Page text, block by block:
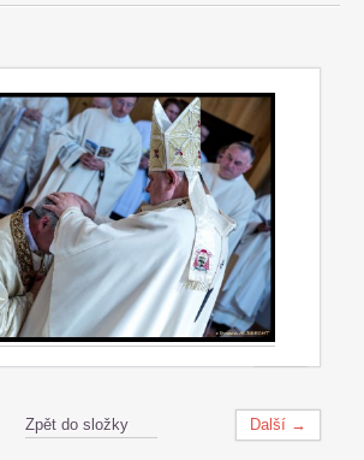
Další →
Zpět do složky